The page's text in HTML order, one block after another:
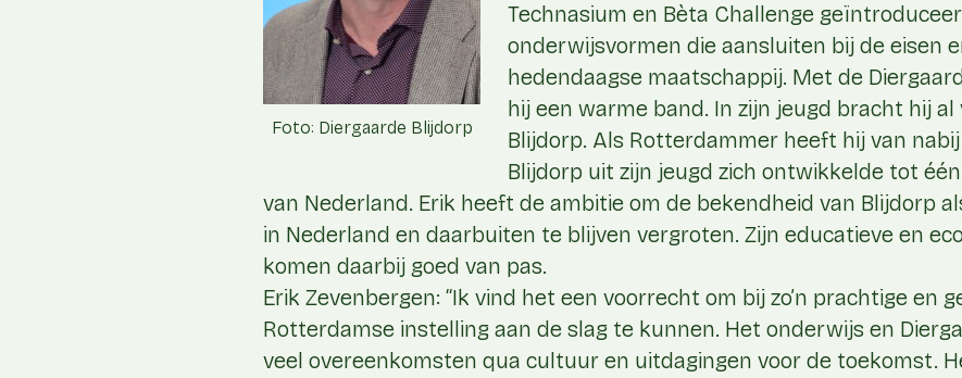
Foto: Diergaarde Blijdorp
Technasium en Bèta Challenge
onderwijsvormen die aansluiten bij de eisen
hedendaagse maatschappij. Met de
hij een warme band. In zijn jeugd bracht hij al
Blijdorp. Als Rotterdammer heeft hij van
Blijdorp uit zijn jeugd zich ontwikkelde tot
van Nederland. Erik heeft de ambitie om de bekendheid van Blijdorp
in Nederland en daarbuiten te blijven vergroten. Zijn educatieve en
komen daarbij goed van pas.
Erik Zevenbergen: “Ik vind het een voorrecht om bij zo’n prachtige en
Rotterdamse instelling aan de slag te kunnen. Het onderwijs en
veel overeenkomsten qua cultuur en uitdagingen voor de toekomst.